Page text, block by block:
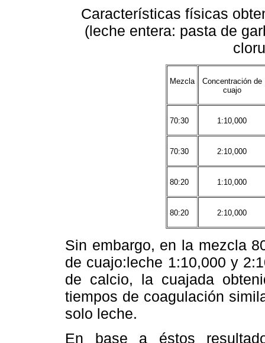
Características físicas
(leche entera: pasta de
Mezcla
Concentración de
cuajo
70:30 1:10,000
70:30 2:10,000
80:20 1:10,000
80:20 2:10,000
Sin embargo, en la mezcla
de cuajo:leche 1:10,000 y
de calcio, la cuajada
tiempos de coagulación
solo leche.
En base a éstos